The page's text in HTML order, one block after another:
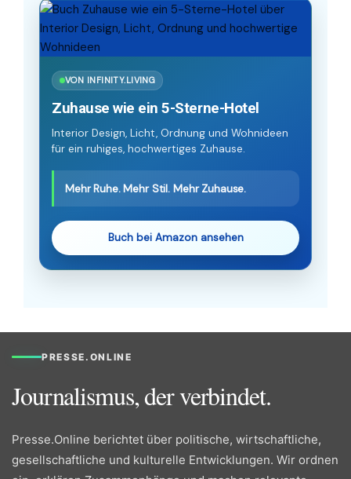
VON INFINITY.LIVING
Zuhause wie ein 5-Sterne-Hotel
Interior Design, Licht, Ordnung und Wohnideen
für ein ruhiges, hochwertiges Zuhause.
Mehr Ruhe. Mehr Stil. Mehr Zuhause.
Buch bei Amazon ansehen
PRESSE.ONLINE
Journalismus, der verbindet.
Presse.Online berichtet über politische, wirtschaftliche,
gesellschaftliche und kulturelle Entwicklungen. Wir ordnen